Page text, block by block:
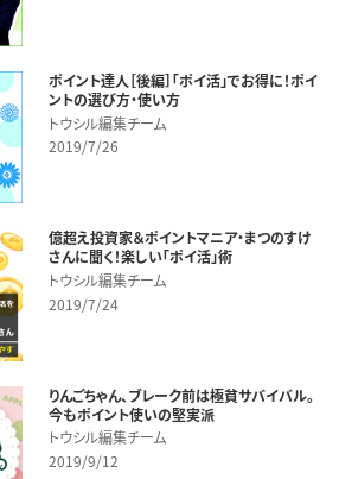
ポイント達人［後編］「ポイ活」でお得に！ポイ
ントの選び方・使い方
トウシル編集チーム
2019/7/26
億超え投資家＆ポイントマニア・まつのすけ
さんに聞く！楽しい「ポイ活」術
トウシル編集チーム
2019/7/24
りんごちゃん、ブレーク前は極貧サバイバル。
今もポイント使いの堅実派
トウシル編集チーム
2019/9/12